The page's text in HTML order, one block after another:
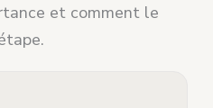
et comment le